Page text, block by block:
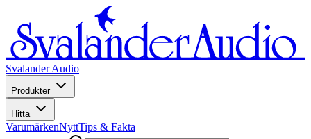
Svalander Audio
Produkter
Hitta
VarumärkenNyttTips & Fakta